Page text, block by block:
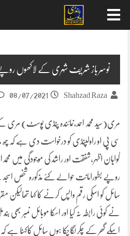
نوسرباز شریف شہری کے لاکھوں
Shahzad Raza
08/07/2021
مری(سید محمد احمد،نمائندہ پنڈی پوسٹ) مری کے
سی پی او راولپنڈی کو درخواست دی ہے کہ
گواہان اظہر،شفقت اور راشد کی موجودگی میں
سائل کو اسکی رقم واپس کرنے کا کہا تھالیکن
نے کوئی رابطہ نہ کیا اور اسکا موبائل نمبر بھی
اسکے گھر کے چکر لگاچکا ہوں سائل کاکہنا ہے